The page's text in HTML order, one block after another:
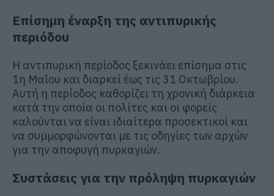
Επίσημη έναρξη της αντιπυρικής
περιόδου
Η αντιπυρική περίοδος ξεκινάει επίσημα στις
1η Μαΐου και διαρκεί έως τις 31 Οκτωβρίου.
Αυτή η περίοδος καθορίζει τη χρονική διάρκεια
κατά την οποία οι πολίτες και οι φορείς
καλούνται να είναι ιδιαίτερα προσεκτικοί και
να συμμορφώνονται με τις οδηγίες των αρχών
για την αποφυγή πυρκαγιών.
Συστάσεις για την πρόληψη πυρκαγιών